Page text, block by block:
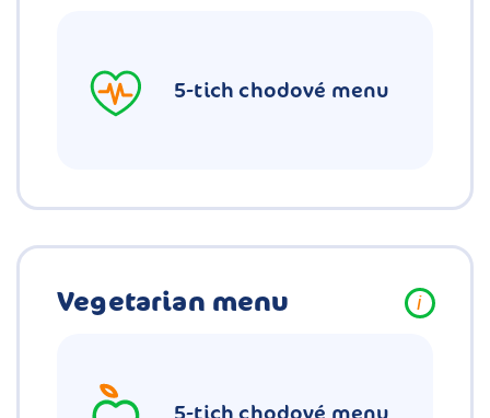
5-tich chodové menu
i
Vegetarian menu
5-tich chodové menu